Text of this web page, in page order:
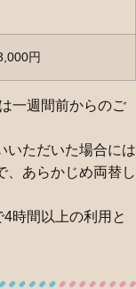
円
一週間前からのご
いただいた場合には
、あらかじめ両替し
時間以上の利用と